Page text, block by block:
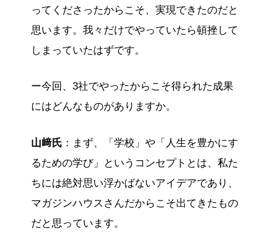
ってくださったからこそ、実現できたのだと
思います。我々だけでやっていたら頓挫して
しまっていたはずです。
ー今回、3社でやったからこそ得られた成果
にはどんなものがありますか。
山﨑氏 ：まず、「学校」や「人生を豊かにす
るための学び」というコンセプトとは、私た
ちには絶対思い浮かばないアイデアであり、
マガジンハウスさんだからこそ出てきたもの
だと思っています。